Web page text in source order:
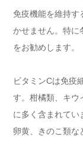
免疫機能を維持す
かせません。特に
をお勧めします。
ビタミンCは免疫
す。柑橘類、キウ
に多く含まれてい
卵黄、きのこ類な